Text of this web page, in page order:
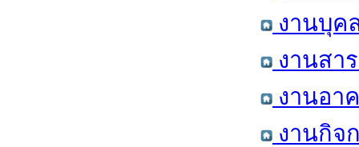
งานบุค
งานสา
งานอา
งานกิจ